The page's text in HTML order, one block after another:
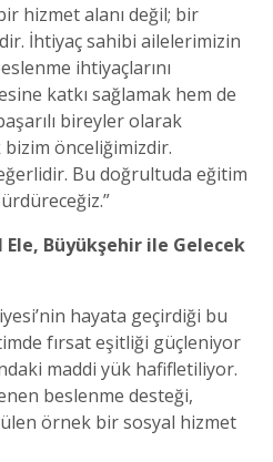
hizmet alanı değil; bir
İhtiyaç sahibi ailelerimizin
ihtiyaçlarını
katkı sağlamak hem de
bireyler olarak
önceliğimizdir.
Bu doğrultuda eğitim
Ele, Büyükşehir ile Gelecek
hayata geçirdiği bu
fırsat eşitliği güçleniyor
maddi yük hafifletiliyor.
beslenme desteği,
örnek bir sosyal hizmet